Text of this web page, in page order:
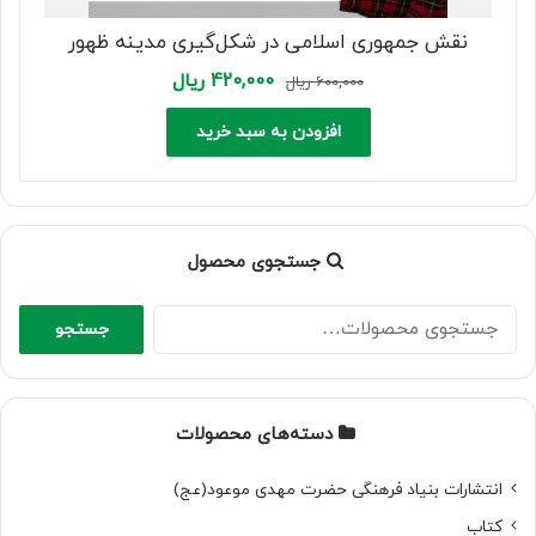
نقش جمهوری اسلامی در شکل‌گیری مدینه ظهور
600,000 ریال Original
price
was:
600,000 ریال.
420,000 ریالCurrent
price
420,000 ریال.
افزودن به سبد خرید
جستجوی محصول
جستجو
برای:
جستجو
دسته‌های محصولات
انتشارات بنیاد فرهنگی حضرت مهدی موعود(عج)
کتاب